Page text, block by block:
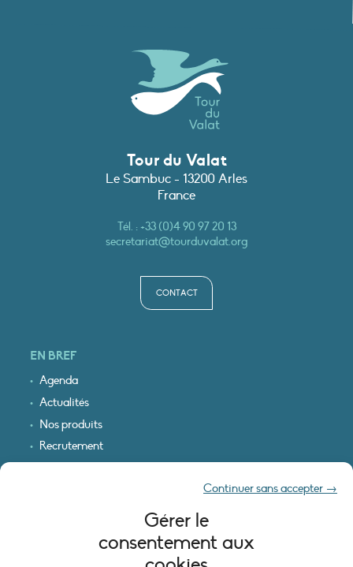
Gérer le
consentement aux
Continuer sans accepter →
Tour du Valat
Le Sambuc - 13200 Arles
France
Tél. :+33 (0)4 90 97 20 13
secretariat@tourduvalat.org
CONTACT
EN BREF
Agenda
Actualités
Nos produits
Recrutement
INFORMATIONS LÉGALES
Mentions légales